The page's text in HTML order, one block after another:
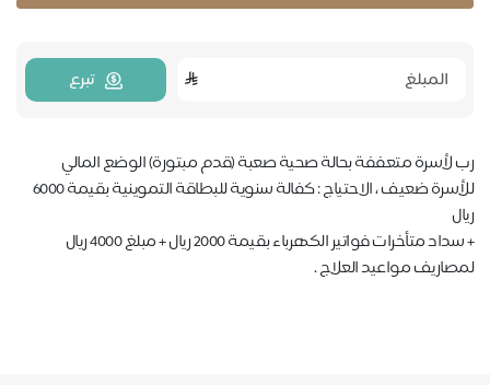
تبرع
رب لأسرة متعففة بحالة صحية صعبة (قدم مبتورة) الوضع المالي
للأسرة ضعيف ، الاحتياج : كفالة سنوية للبطاقة التموينية بقيمة 6000
ريال
+ سداد متأخرات فواتير الكهرباء بقيمة 2000 ريال + مبلغ 4000 ريال
لمصاريف مواعيد العلاج .